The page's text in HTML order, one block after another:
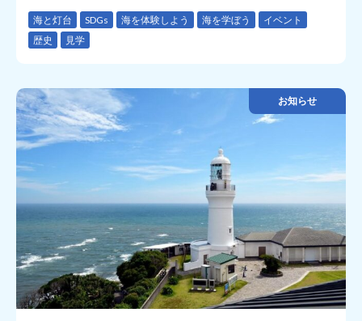
海と灯台 SDGs 海を体験しよう 海を学ぼう
イベント
歴史
見学
お知らせ